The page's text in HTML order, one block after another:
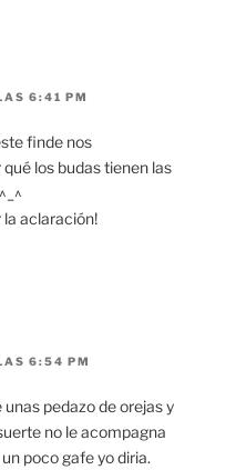
6:41 PM
finde nos
los budas tienen las
aclaración!
6:54 PM
pedazo de orejas y
no le acompagna
poco gafe yo diria.